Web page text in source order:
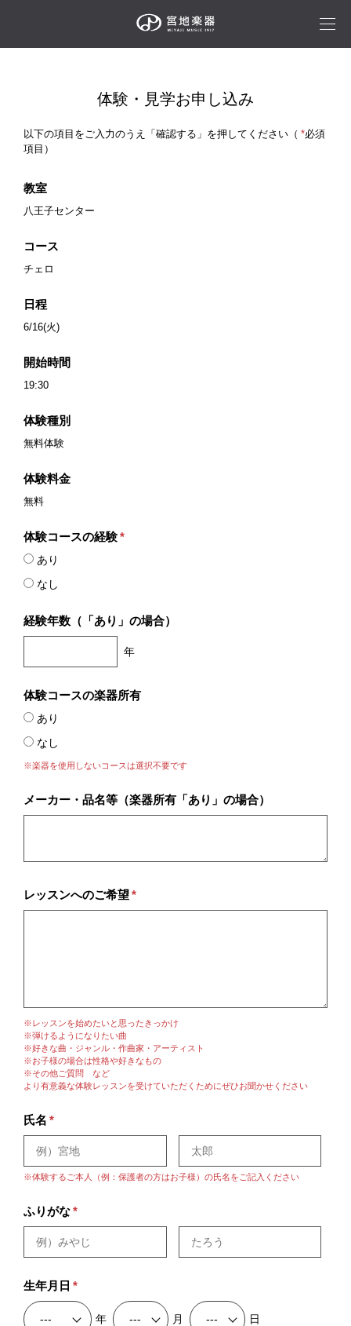
体験・見学お申し込み
以下の項目をご入力のうえ「確認する」を押してください（ *必須
項目）
教室
八王子センター
コース
チェロ
日程
6/16(火)
開始時間
19:30
体験種別
無料体験
体験料金
無料
体験コースの経験*
あり
なし
経験年数（「あり」の場合）
年
体験コースの楽器所有
あり
なし
※楽器を使用しないコースは選択不要です
メーカー・品名等（楽器所有「あり」の場合）
レッスンへのご希望*
※レッスンを始めたいと思ったきっかけ
※弾けるようになりたい曲
※好きな曲・ジャンル・作曲家・アーティスト
※お子様の場合は性格や好きなもの
※その他ご質問 など
より有意義な体験レッスンを受けていただくためにぜひお聞かせください
氏名 *
※体験するご本人（例：保護者の方はお子様）の氏名をご記入ください
ふりがな*
生年月日 *
年 月 日